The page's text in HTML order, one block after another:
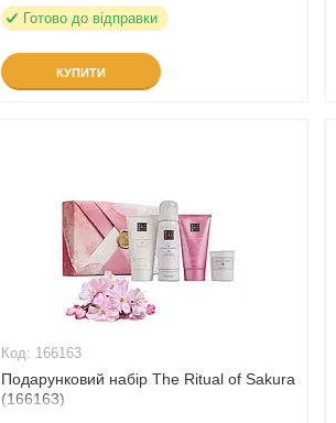
Готово до відправки
КУПИТИ
166163
Подарунковий набір The Ritual of Sakura
(166163)